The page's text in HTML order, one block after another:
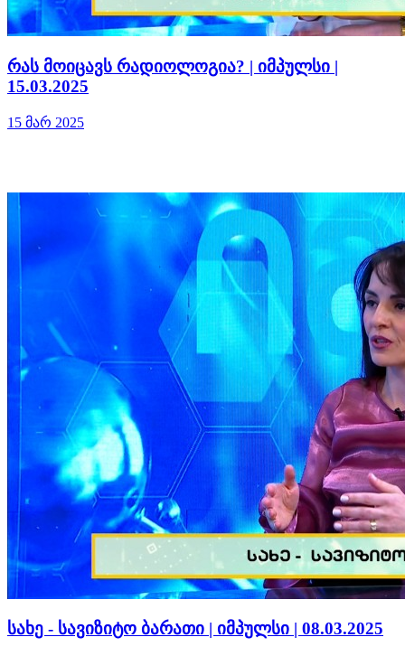
რას მოიცავს რადიოლოგია? | იმპულსი |
15.03.2025
15 მარ 2025
სახე - სავიზიტო ბარათი | იმპულსი | 08.03.2025